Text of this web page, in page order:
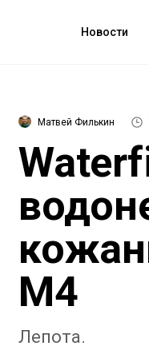
Новости
Матвей Филькин
M4
Лепота.